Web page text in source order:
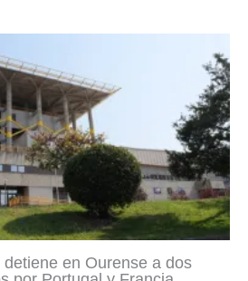
en Ourense a dos